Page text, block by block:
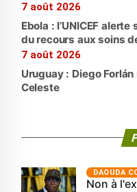
7 août 2026
Ebola : l’UNICEF
du recours aux soins
7 août 2026
Uruguay : Diego
Celeste
‎DAOUDA
Non à